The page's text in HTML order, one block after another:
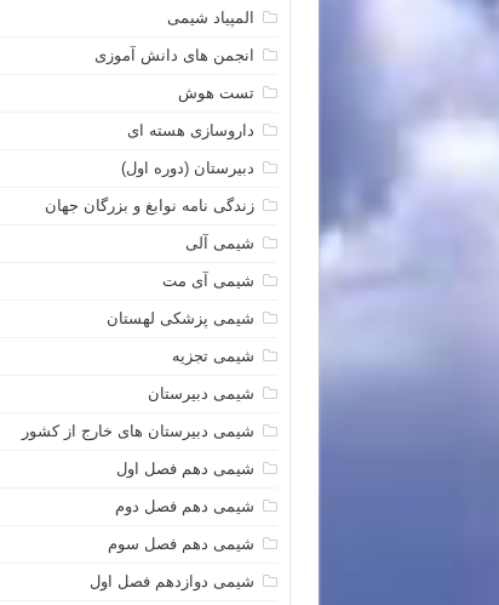
المپیاد شیمی
انجمن های دانش آموزی
تست هوش
داروسازی هسته ای
دبیرستان (دوره اول)
زندگی نامه نوابغ و بزرگان جهان
شیمی آلی
شیمی آی مت
شیمی پزشکی لهستان
شیمی تجزیه
شیمی دبیرستان
شیمی دبیرستان های خارج از کشور
شیمی دهم فصل اول
شیمی دهم فصل دوم
شیمی دهم فصل سوم
شیمی دوازدهم فصل اول